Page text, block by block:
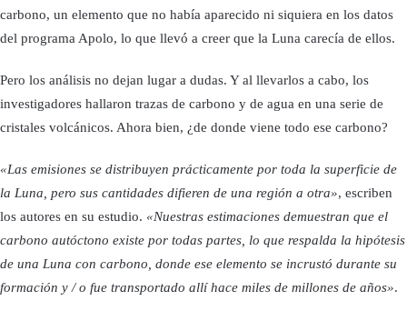
carbono, un elemento que no había aparecido ni siquiera en los datos
del programa Apolo, lo que llevó a creer que la Luna carecía de ellos.
Pero los análisis no dejan lugar a dudas. Y al llevarlos a cabo, los
investigadores hallaron trazas de carbono y de agua en una serie de
cristales volcánicos. Ahora bien, ¿de donde viene todo ese carbono?
«Las emisiones se distribuyen prácticamente por toda la superficie de
la Luna, pero sus cantidades difieren de una región a otra», escriben
los autores en su estudio. «Nuestras estimaciones demuestran que el
carbono autóctono existe por todas partes, lo que respalda la hipótesis
de una Luna con carbono, donde ese elemento se incrustó durante su
formación y / o fue transportado allí hace miles de millones de años».